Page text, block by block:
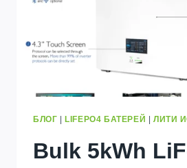
БЛОГ |LIFEPO4 БАТЕРЕЙ | ЛИТИ
Bulk 5kWh